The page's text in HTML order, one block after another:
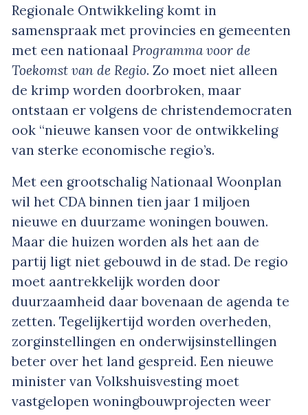
Regionale Ontwikkeling komt in
samenspraak met provincies en gemeenten
met een nationaal Programma voor de
Toekomst van de Regio. Zo moet niet alleen
de krimp worden doorbroken, maar
ontstaan er volgens de christendemocraten
ook “nieuwe kansen voor de ontwikkeling
van sterke economische regio’s.
Met een grootschalig Nationaal Woonplan
wil het CDA binnen tien jaar 1 miljoen
nieuwe en duurzame woningen bouwen.
Maar die huizen worden als het aan de
partij ligt niet gebouwd in de stad. De regio
moet aantrekkelijk worden door
duurzaamheid daar bovenaan de agenda te
zetten. Tegelijkertijd worden overheden,
zorginstellingen en onderwijsinstellingen
beter over het land gespreid. Een nieuwe
minister van Volkshuisvesting moet
vastgelopen woningbouwprojecten weer